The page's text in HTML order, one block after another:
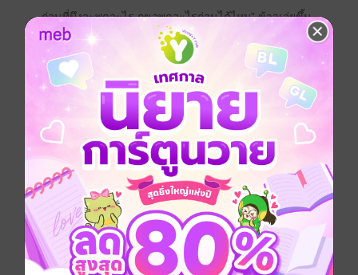
ก่อนที่มึงจะพูดอะไร กูขอพูดอะไรก่อนได้ไหม” ข้าวเอ่ยขึ้น
พลางสบตากับกันต์เป็นเชิงขอร้อง
“อืม” กันต์พยักหน้าเบาๆ ก่อนจะรอฟังอย่างตั้งใจ
“ที่กูเคยบอกว่า ‘กูรักมึง’ กูรู้สึกแบบนั้นจริงๆ กูไม่ได้พูด
เพราะเมาหรืออะไร วันนั้นกูมีสติดี แต่กูพูดเพราะกูเก็บ
ความรู้สึกไว้คนเดียวต่อไปไม่ไหวอีกแล้ว กูอยากให้มึงได้รู้
ถึงมึงจะไม่รักกู แต่อย่างน้อยกูก็จะได้บอกมึงก่อนที่เราจะ
แยกย้ายกันไป”
กันต์รับฟังสิ่งที่ข้าวพูดด้วยหัวใจพองโต ครั้งนั้นกันต์ไม่ทัน
ตั้งตัวเลยทำอะไรไม่ถูก แต่ครั้งนี้เขารับรู้มันได้จากใจจริง
และเขาก็เข้าใจความรู้สึกของตัวเองชัดเจนแล้วเหมือนกัน
“แล้วมึงก็ไม่ต้องรู้สึกผิดอะไรทั้งนั้น กูเข้าใจเว้ย แค่มึงรับรู้
แล้วแค่นี้กูก็พอใจละ คำว่ารักของกูมึงลืมมันไปซะก็ได้ กูก็
จะพยายามลืมเหมือนกัน”
“ทำไมกูต้องลืม ในเมื่อมันเป็นสิ่งที่กูอยากจำ กูจะจำเอาไว้
ในหัวใจกูว่ามึงรักกูและกูก็รักมึงเหมือนกัน”